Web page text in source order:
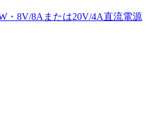
・8V/8Aまたは20V/4A直流電源